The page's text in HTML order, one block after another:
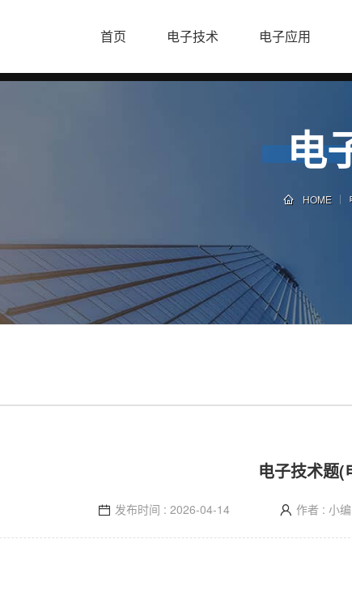
首页 电子技术 电子应用
电
HOME
电子技术题(
发布时间 : 2026-04-14 作者 : 小编